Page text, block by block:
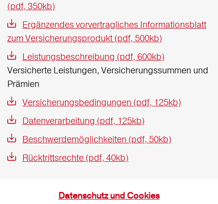
(pdf, 350kb)
Ergänzendes vorvertragliches Informationsblatt
zum Versicherungsprodukt (pdf, 500kb)
Leistungsbeschreibung (pdf, 600kb)
Versicherte Leistungen, Versicherungssummen und
Prämien
Versicherungsbedingungen (pdf, 125kb)
Datenverarbeitung (pdf, 125kb)
Beschwerdemöglichkeiten (pdf, 50kb)
Rücktrittsrechte (pdf, 40kb)
Datenschutz und Cookies